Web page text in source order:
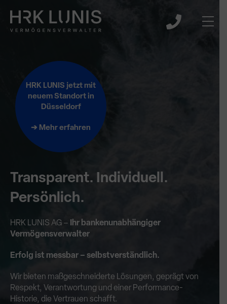
HRK LUNIS jetzt mit
neuem Standort in
Düsseldorf
➔ Mehr erfahren
Transparent. Individuell.
Persönlich.
HRK LUNIS AG – Ihr bankenunabhängiger
Vermögensverwalter
Erfolg ist messbar – selbstverständlich.
Wir bieten maßgeschneiderte Lösungen, geprägt von
Respekt, Verantwortung und einer Performance-
Historie, die Vertrauen schafft.